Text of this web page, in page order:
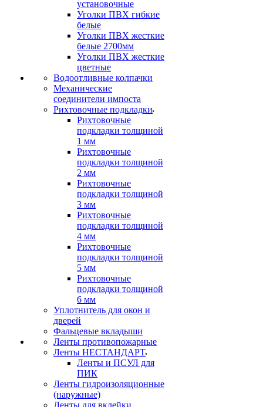
установочные
Уголки ПВХ гибкие
белые
Уголки ПВХ жесткие
белые 2700мм
Уголки ПВХ жесткие
цветные
Водоотливные колпачки
Механические
соединители импоста
Рихтовочные подкладки
Рихтовочные
подкладки толщиной
1 мм
Рихтовочные
подкладки толщиной
2 мм
Рихтовочные
подкладки толщиной
3 мм
Рихтовочные
подкладки толщиной
4 мм
Рихтовочные
подкладки толщиной
5 мм
Рихтовочные
подкладки толщиной
6 мм
Уплотнитель для окон и
дверей
Фальцевые вкладыши
Ленты противопожарные
Ленты НЕСТАНДАРТ
Ленты и ПСУЛ для
ПИК
Ленты гидроизоляционные
(наружные)
Ленты для вклейки